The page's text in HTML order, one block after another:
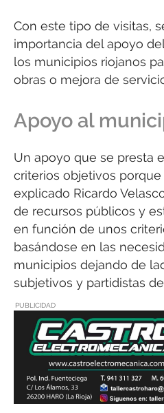
Con este tipo de visitas,
importancia del apoyo
los municipios riojanos
obras o mejora de
Apoyo al
Un apoyo que se presta
criterios objetivos
explicado Ricardo
de recursos públicos y
en función de unos
basándose en las
municipios dejando de
subjetivos y partidistas
PUBLICIDAD